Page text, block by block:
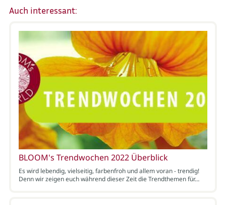
Auch interessant:
BLOOM's Trendwochen 2022 Überblick
Es wird lebendig, vielseitig, farbenfroh und allem voran - trendig!
Denn wir zeigen euch während dieser Zeit die Trendthemen für…